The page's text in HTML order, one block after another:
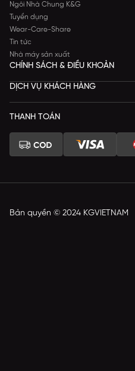
Ngôi Nhà Chung K&G
Tuyển dụng
Wear-Care-Share
Tin tức
Nhà máy sản xuất
CHÍNH SÁCH & ĐIỀU KHOẢN
DỊCH VỤ KHÁCH HÀNG
THANH TOÁN
Bản quyền © 2024 KGVIETNAM